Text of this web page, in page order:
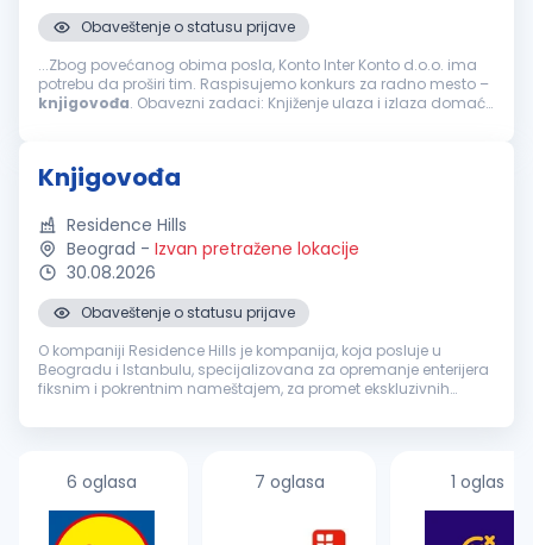
Obaveštenje o statusu prijave
...Zbog povećanog obima posla, Konto Inter Konto d.o.o. ima
potrebu da proširi tim. Raspisujemo konkurs za radno mesto –
knjigovođa. Obavezni zadaci: Knjiženje ulaza i izlaza domaće
Knjigovođa
Residence Hills
Beograd - Izvan pretražene lokacije
30.08.2026
Obaveštenje o statusu prijave
O kompaniji Residence Hills je kompanija, koja posluje u
Beogradu i Istanbulu, specijalizovana za opremanje enterijera
fiksnim i pokrentnim nameštajem, za promet ekskluzivnih
profesionaln...
6 oglasa 7 oglasa 1 oglas